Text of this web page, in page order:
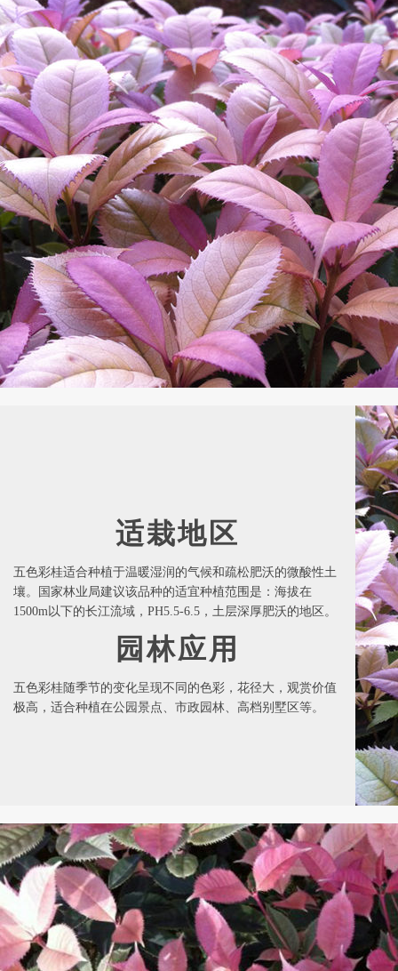
适栽地区
五色彩桂适合种植于温暖湿润的气候和疏松肥沃的微酸性土
壤。国家林业局建议该品种的适宜种植范围是：海拔在
1500m以下的长江流域，PH5.5-6.5，土层深厚肥沃的地区。
园林应用
五色彩桂随季节的变化呈现不同的色彩，花径大，观赏价值
极高，适合种植在公园景点、市政园林、高档别墅区等。